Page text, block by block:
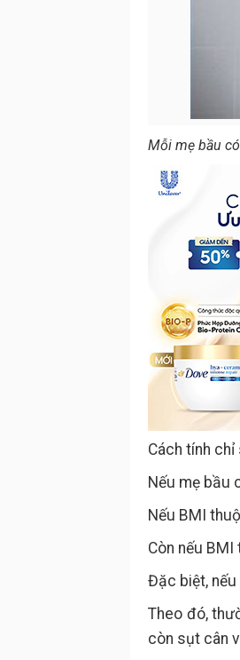
Mỗi mẹ bầu
Cách tính
Nếu mẹ bầu
Nếu BMI
Còn nếu
Đặc biệt, nếu
Theo đó,
còn sụt cân